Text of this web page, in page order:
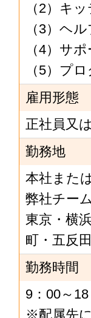
（2）キ
（3）ヘ
（4）サ
（5）プ
雇用形態
正社員又
勤務地
本社また
弊社チー
東京・横
町・五反
勤務時間
9：00～
※配属先